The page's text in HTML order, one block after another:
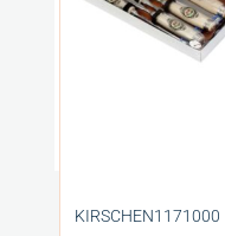
KIRSCHEN1171000